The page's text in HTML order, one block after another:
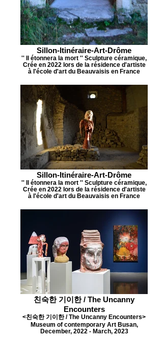
Sillon-Itinéraire-Art-Drôme
'' Il étonnera la mort '' Sculpture céramique,
Crée en 2022 lors de la résidence d'artiste
à l'école d'art du Beauvaisis en France
Sillon-Itinéraire-Art-Drôme
'' Il étonnera la mort '' Sculpture céramique,
Crée en 2022 lors de la résidence d'artiste
à l'école d'art du Beauvaisis en France
친숙한 기이한 / The Uncanny
Encounters
<친숙한 기이한 / The Uncanny Encounters>
Museum of contemporary Art Busan,
December, 2022 - March, 2023